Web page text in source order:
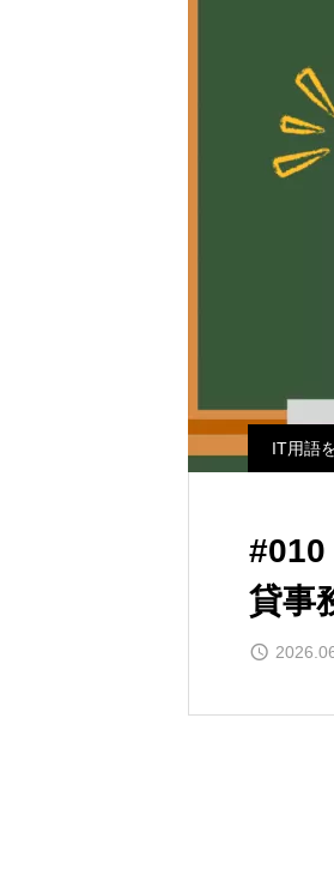
IT用語
#010
貸事